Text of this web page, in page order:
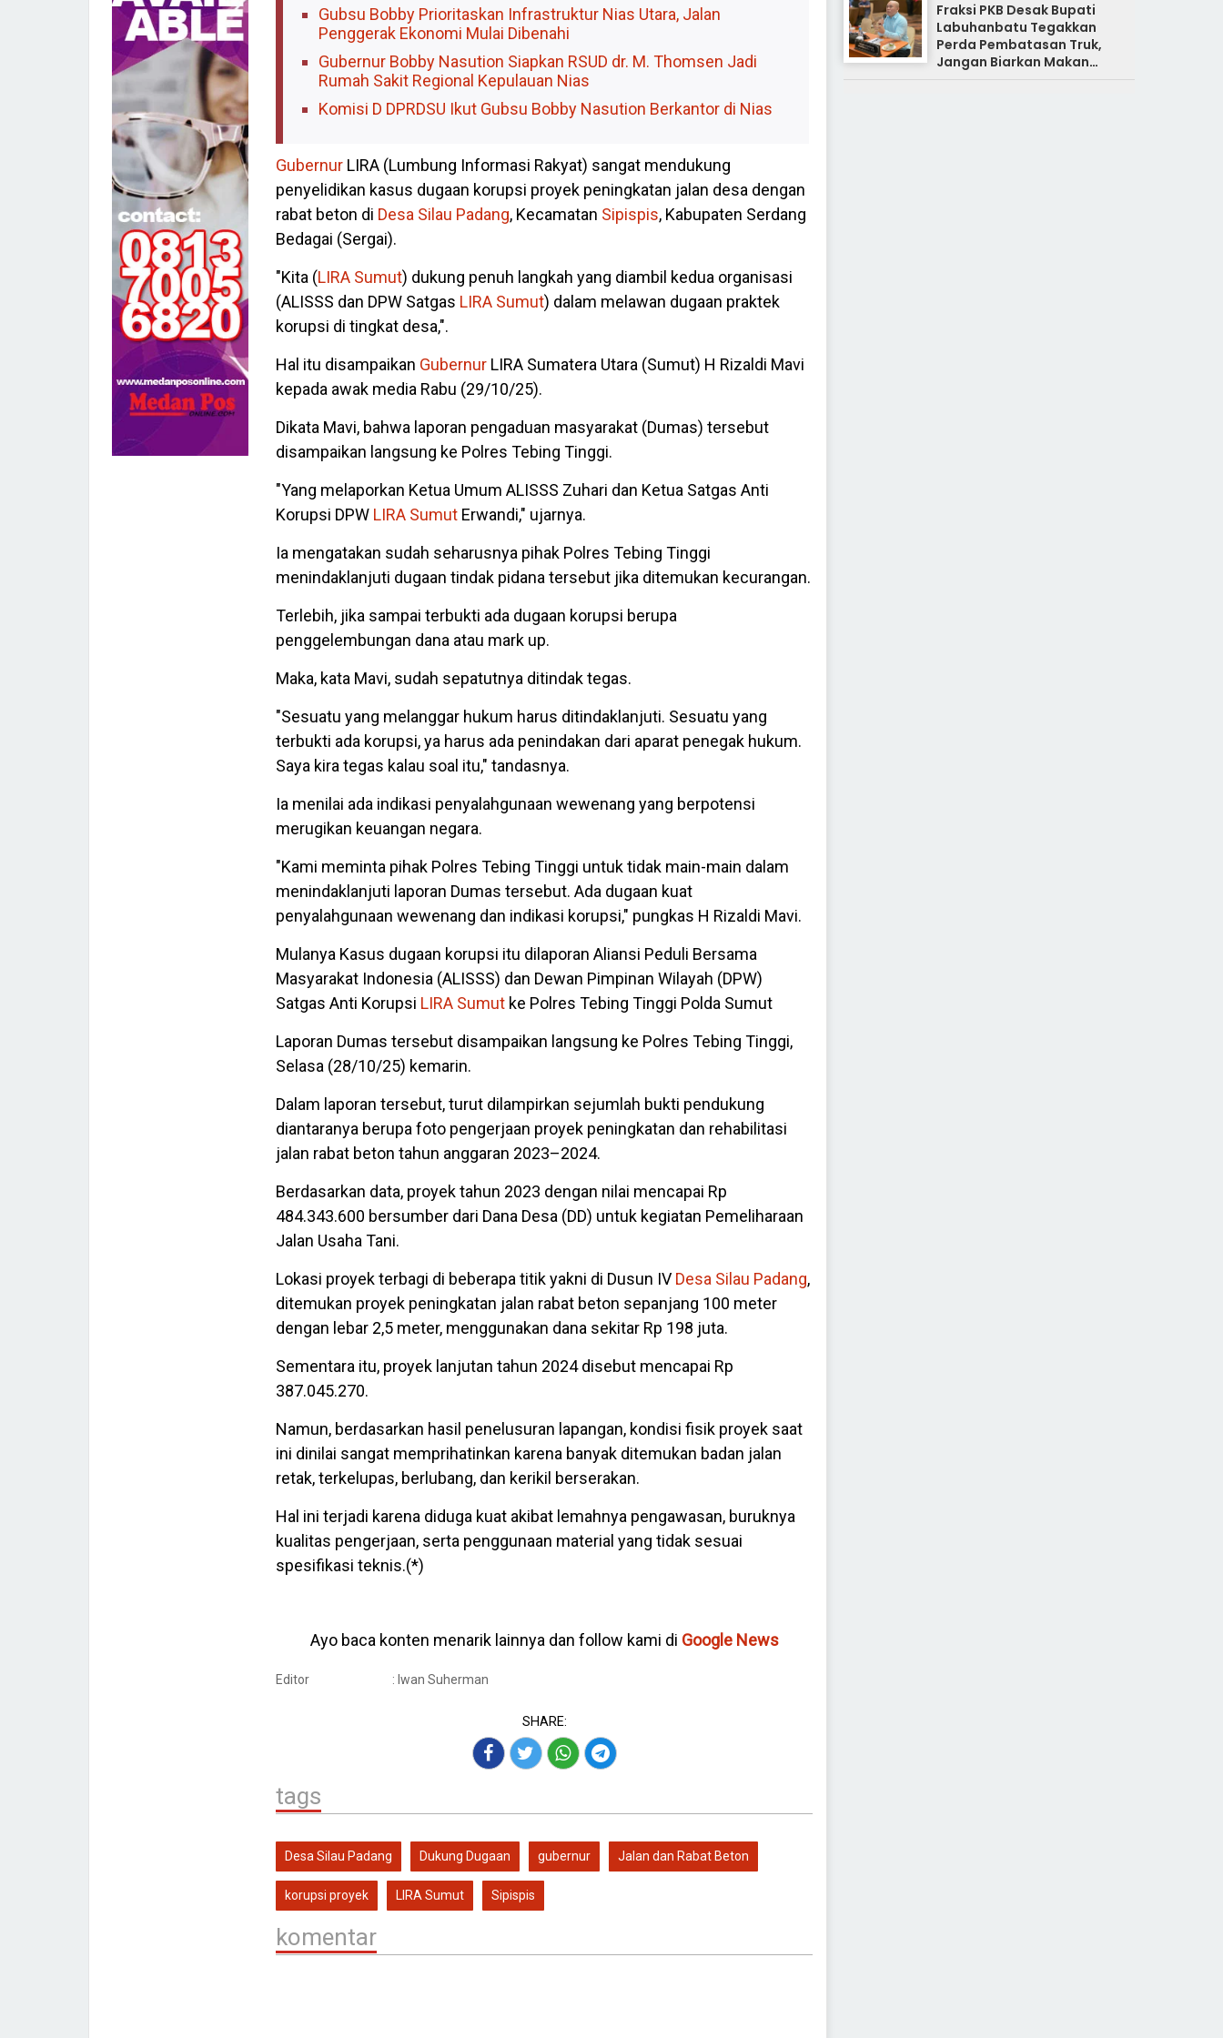
Gubsu Bobby Prioritaskan Infrastruktur Nias Utara, Jalan
Penggerak Ekonomi Mulai Dibenahi
Gubernur Bobby Nasution Siapkan RSUD dr. M. Thomsen Jadi
Rumah Sakit Regional Kepulauan Nias
Komisi D DPRDSU Ikut Gubsu Bobby Nasution Berkantor di Nias
Gubernur LIRA (Lumbung Informasi Rakyat) sangat mendukung
penyelidikan kasus dugaan korupsi proyek peningkatan jalan desa dengan
rabat beton di Desa Silau Padang, Kecamatan Sipispis, Kabupaten Serdang
Bedagai (Sergai).
"Kita (LIRA Sumut) dukung penuh langkah yang diambil kedua organisasi
(ALISSS dan DPW Satgas LIRA Sumut) dalam melawan dugaan praktek
korupsi di tingkat desa,".
Hal itu disampaikan Gubernur LIRA Sumatera Utara (Sumut) H Rizaldi Mavi
kepada awak media Rabu (29/10/25).
Dikata Mavi, bahwa laporan pengaduan masyarakat (Dumas) tersebut
disampaikan langsung ke Polres Tebing Tinggi.
"Yang melaporkan Ketua Umum ALISSS Zuhari dan Ketua Satgas Anti
Korupsi DPW LIRA Sumut Erwandi," ujarnya.
Ia mengatakan sudah seharusnya pihak Polres Tebing Tinggi
menindaklanjuti dugaan tindak pidana tersebut jika ditemukan kecurangan.
Terlebih, jika sampai terbukti ada dugaan korupsi berupa
penggelembungan dana atau mark up.
Maka, kata Mavi, sudah sepatutnya ditindak tegas.
"Sesuatu yang melanggar hukum harus ditindaklanjuti. Sesuatu yang
terbukti ada korupsi, ya harus ada penindakan dari aparat penegak hukum.
Saya kira tegas kalau soal itu," tandasnya.
Ia menilai ada indikasi penyalahgunaan wewenang yang berpotensi
merugikan keuangan negara.
"Kami meminta pihak Polres Tebing Tinggi untuk tidak main-main dalam
menindaklanjuti laporan Dumas tersebut. Ada dugaan kuat
penyalahgunaan wewenang dan indikasi korupsi," pungkas H Rizaldi Mavi.
Mulanya Kasus dugaan korupsi itu dilaporan Aliansi Peduli Bersama
Masyarakat Indonesia (ALISSS) dan Dewan Pimpinan Wilayah (DPW)
Satgas Anti Korupsi LIRA Sumut ke Polres Tebing Tinggi Polda Sumut
Laporan Dumas tersebut disampaikan langsung ke Polres Tebing Tinggi,
Selasa (28/10/25) kemarin.
Dalam laporan tersebut, turut dilampirkan sejumlah bukti pendukung
diantaranya berupa foto pengerjaan proyek peningkatan dan rehabilitasi
jalan rabat beton tahun anggaran 2023–2024.
Berdasarkan data, proyek tahun 2023 dengan nilai mencapai Rp
484.343.600 bersumber dari Dana Desa (DD) untuk kegiatan Pemeliharaan
Jalan Usaha Tani.
Lokasi proyek terbagi di beberapa titik yakni di Dusun IV Desa Silau Padang,
ditemukan proyek peningkatan jalan rabat beton sepanjang 100 meter
dengan lebar 2,5 meter, menggunakan dana sekitar Rp 198 juta.
Sementara itu, proyek lanjutan tahun 2024 disebut mencapai Rp
387.045.270.
Namun, berdasarkan hasil penelusuran lapangan, kondisi fisik proyek saat
ini dinilai sangat memprihatinkan karena banyak ditemukan badan jalan
retak, terkelupas, berlubang, dan kerikil berserakan.
Hal ini terjadi karena diduga kuat akibat lemahnya pengawasan, buruknya
kualitas pengerjaan, serta penggunaan material yang tidak sesuai
spesifikasi teknis.(*)
Ayo baca konten menarik lainnya dan follow kami di Google News
Editor : Iwan Suherman
SHARE:
tags
Desa Silau Padang Dukung Dugaan gubernur Jalan dan Rabat Beton
korupsi proyek LIRA Sumut Sipispis
komentar
Fraksi PKB Desak Bupati
Labuhanbatu Tegakkan
Perda Pembatasan Truk,
Jangan Biarkan Makan
Korban